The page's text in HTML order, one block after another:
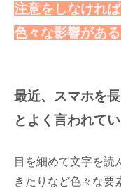
注意をしなけれ
色々な影響がある
最近、スマホを
とよく言われてい
目を細めて文字を読
きたりなど色々な要